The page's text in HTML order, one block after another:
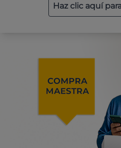
Haz clic aquí